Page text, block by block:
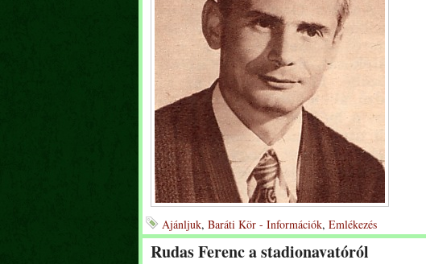
Ajánljuk, Baráti Kör - Információk, Emlékezés
Rudas Ferenc a stadionavatóról